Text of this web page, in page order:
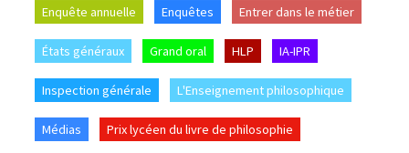
Enquête annuelle Enquêtes Entrer dans le métier
États généraux Grand oral HLP IA-IPR
Inspection générale L'Enseignement philosophique
Médias Prix lycéen du livre de philosophie